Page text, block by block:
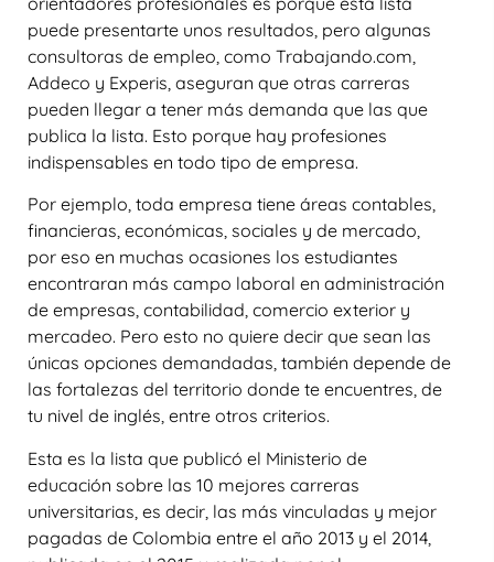
puede presentarte unos resultados, pero algunas
consultoras de empleo, como Trabajando.com,
Addeco y Experis, aseguran que otras carreras
pueden llegar a tener más demanda que las que
publica la lista. Esto porque hay profesiones
indispensables en todo tipo de empresa.
Por ejemplo, toda empresa tiene áreas contables,
financieras, económicas, sociales y de mercado,
por eso en muchas ocasiones los estudiantes
encontraran más campo laboral en administración
de empresas, contabilidad, comercio exterior y
mercadeo. Pero esto no quiere decir que sean las
únicas opciones demandadas, también depende de
las fortalezas del territorio donde te encuentres, de
tu nivel de inglés, entre otros criterios.
Esta es la lista que publicó el Ministerio de
educación sobre las 10 mejores carreras
universitarias, es decir, las más vinculadas y mejor
pagadas de Colombia entre el año 2013 y el 2014,